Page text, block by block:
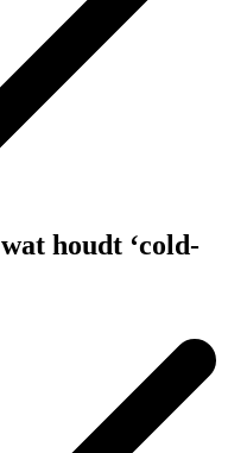
houdt ‘cold-